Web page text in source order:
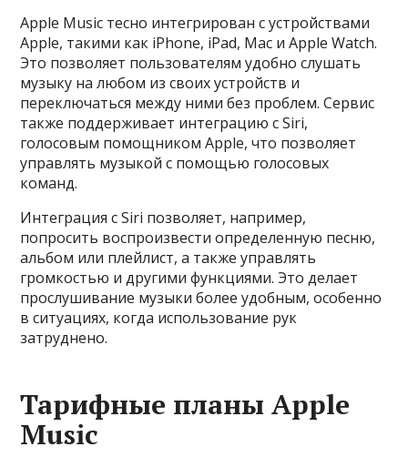
Apple Music тесно интегрирован с устройствами
Apple, такими как iPhone, iPad, Mac и Apple Watch.
Это позволяет пользователям удобно слушать
музыку на любом из своих устройств и
переключаться между ними без проблем. Сервис
также поддерживает интеграцию с Siri,
голосовым помощником Apple, что позволяет
управлять музыкой с помощью голосовых
команд.
Интеграция с Siri позволяет, например,
попросить воспроизвести определенную песню,
альбом или плейлист, а также управлять
громкостью и другими функциями. Это делает
прослушивание музыки более удобным, особенно
в ситуациях, когда использование рук
затруднено.
Тарифные планы Apple
Music